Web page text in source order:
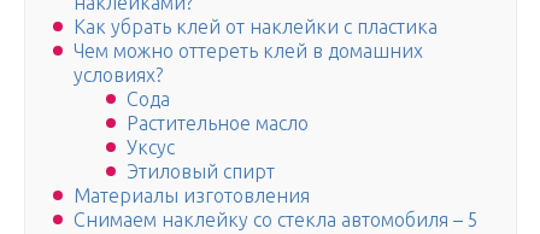
Как убрать клей от наклейки с пластика
Чем можно оттереть клей в домашних
условиях?
Сода
Растительное масло
Уксус
Этиловый спирт
Материалы изготовления
Снимаем наклейку со стекла автомобиля – 5